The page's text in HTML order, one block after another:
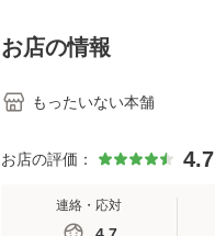
堂 [単行
お店の情報
もったいない本舗
お店の評価： 4.7
連絡・応対